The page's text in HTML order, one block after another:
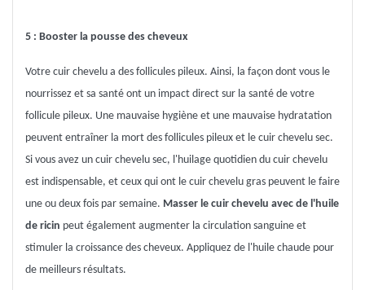
5 : Booster la pousse des cheveux
Votre cuir chevelu a des follicules pileux. Ainsi, la façon dont vous le
nourrissez et sa santé ont un impact direct sur la santé de votre
follicule pileux. Une mauvaise hygiène et une mauvaise hydratation
peuvent entraîner la mort des follicules pileux et le cuir chevelu sec.
Si vous avez un cuir chevelu sec, l'huilage quotidien du cuir chevelu
est indispensable, et ceux qui ont le cuir chevelu gras peuvent le faire
une ou deux fois par semaine. Masser le cuir chevelu avec de l'huile
de ricin peut également augmenter la circulation sanguine et
stimuler la croissance des cheveux. Appliquez de l'huile chaude pour
de meilleurs résultats.